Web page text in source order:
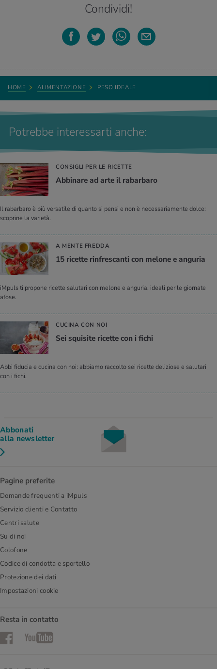
Condividi!
HOME ALIMENTAZIONE PESO IDEALE
Potrebbe interessarti anche:
CONSIGLI PER LE RICETTE
Abbinare ad arte il rabarbaro
Il rabarbaro è più versatile di quanto si pensi e non è necessariamente dolce:
scoprine la varietà.
A MENTE FREDDA
15 ricette rinfrescanti con melone e anguria
iMpuls ti propone ricette salutari con melone e anguria, ideali per le giornate
afose.
CUCINA CON NOI
Sei squisite ricette con i fichi
Abbi fiducia e cucina con noi: abbiamo raccolto sei ricette deliziose e salutari
con i fichi.
Abbonati
alla newsletter
Pagine preferite
Domande frequenti a iMpuls
Servizio clienti e Contatto
Centri salute
Su di noi
Colofone
Codice di condotta e sportello
Protezione dei dati
Impostazioni cookie
Resta in contatto
FacebookYouTube